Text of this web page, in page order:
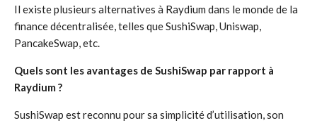
Il existe plusieurs alternatives à Raydium dans le monde de la
finance décentralisée, telles que SushiSwap, Uniswap,
PancakeSwap, etc.
Quels sont les avantages de SushiSwap par rapport à
Raydium ?
SushiSwap est reconnu pour sa simplicité d’utilisation, son